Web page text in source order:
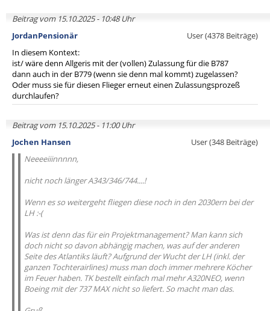
Beitrag vom 15.10.2025 - 10:48 Uhr
JordanPensionär
User (4378 Beiträge)
In diesem Kontext:
ist/ wäre denn Allgeris mit der (vollen) Zulassung für die B787
dann auch in der B779 (wenn sie denn mal kommt) zugelassen?
Oder muss sie für diesen Flieger erneut einen Zulassungsprozeß
durchlaufen?
Beitrag vom 15.10.2025 - 11:00 Uhr
Jochen Hansen
User (348 Beiträge)
Neeeeiiinnnnn,
nicht noch länger A343/346/744....!
Wenn es so weitergeht fliegen diese noch in den 2030ern bei der
LH :-(
Was ist denn das für ein Projektmanagement? Man kann sich
doch nicht so davon abhängig machen, was auf der anderen
Seite des Atlantiks läuft? Aufgrund der Wucht der LH (inkl. der
ganzen Tochterairlines) muss man doch immer mehrere Köcher
im Feuer haben. TK bestellt einfach mal mehr A320NEO, wenn
Boeing mit der 737 MAX nicht so liefert. So macht man das.